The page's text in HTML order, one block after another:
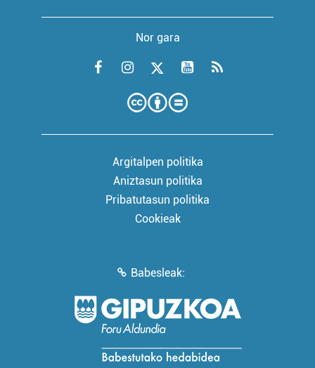
Nor gara
Argitalpen politika
Aniztasun politika
Pribatutasun politika
Cookieak
Babesleak: